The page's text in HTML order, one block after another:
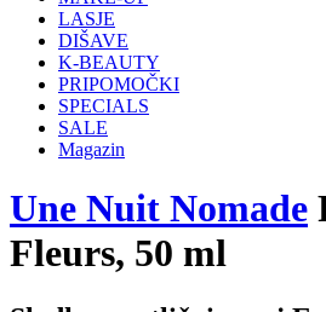
LASJE
DIŠAVE
K-BEAUTY
PRIPOMOČKI
SPECIALS
SALE
Magazin
Une Nuit Nomade
Fleurs, 50 ml